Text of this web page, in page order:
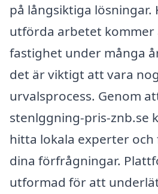
på långsiktiga lösningar.
utförda arbetet kommer
fastighet under många
det är viktigt att vara
urvalsprocess. Genom
stenlggning-pris-znb.se
hitta lokala experter och
dina förfrågningar.
utformad för att